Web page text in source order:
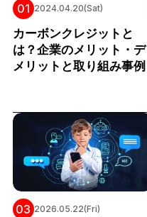
01 2024.04.20(Sat)
カーボンクレジットと
は？企業のメリット・デ
メリットと取り組み事例
03 2026.05.22(Fri)